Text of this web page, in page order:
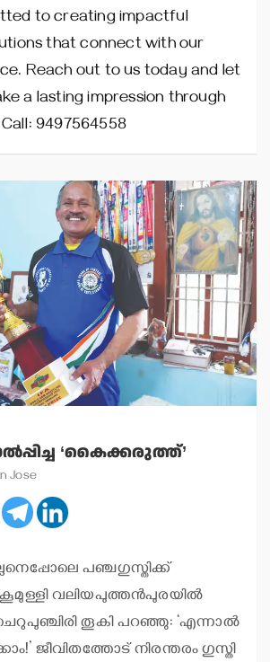
to creating impactful
that connect with our
Reach out to us today and let
a lasting impression through
9497564558
‘കൈക്കരുത്ത്’
Jose
പഞ്ചഗുസ്തിക്ക്
കൂമുള്ളി വലിയപുത്തന്‍പുരയില്‍
തൂകി പറഞ്ഞു: ‘എന്നാല്‍
ജീവിതത്തോട് നിരന്തരം ഗുസ്തി